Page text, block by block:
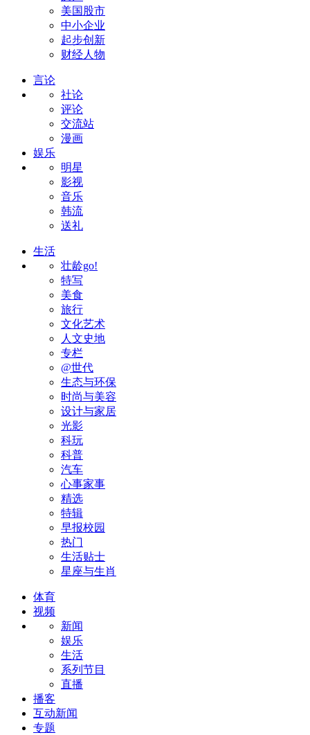
美国股市
中小企业
起步创新
财经人物
言论
社论
评论
交流站
漫画
娱乐
明星
影视
音乐
韩流
送礼
生活
壮龄go!
特写
美食
旅行
文化艺术
人文史地
专栏
@世代
生态与环保
时尚与美容
设计与家居
光影
科玩
科普
汽车
心事家事
精选
特辑
早报校园
热门
生活贴士
星座与生肖
体育
视频
新闻
娱乐
生活
系列节目
直播
播客
互动新闻
专题